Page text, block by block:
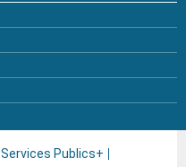
Services Publics+